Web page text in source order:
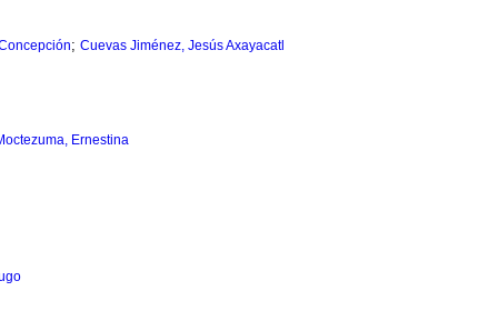
; Cuevas Jiménez, Jesús Axayacatl
Ernestina